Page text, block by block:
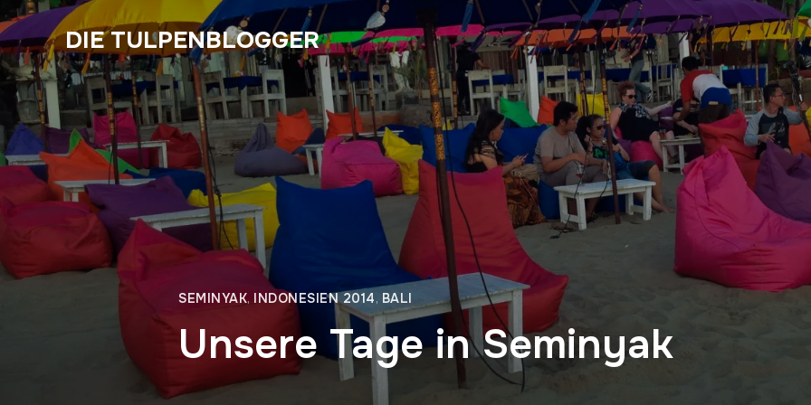
DIE TULPENBLOGGER
SEMINYAK, INDONESIEN 2014, BALI
Unsere Tage in Seminyak